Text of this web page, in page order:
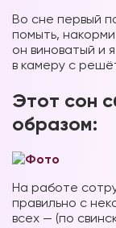
Во сне первый
помыть,
он виноватый и
в камеру с
Этот сон
образом:
На работе
правильно с
всех — (по